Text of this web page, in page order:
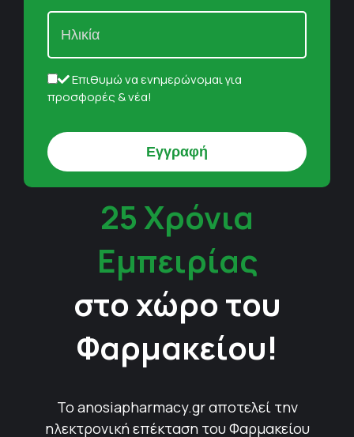
Επιθυμώ να ενημερώνομαι για
προσφορές & νέα!
25 Χρόνια
Εμπειρίας
στο χώρο του
Φαρμακείου!
Το anosiapharmacy.gr αποτελεί την
ηλεκτρονική επέκταση του Φαρμακείου